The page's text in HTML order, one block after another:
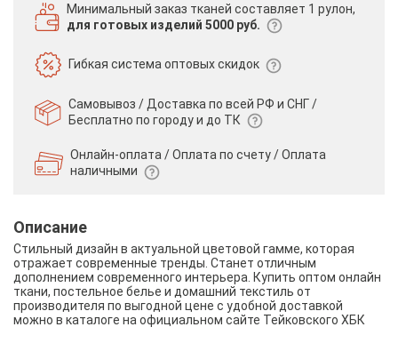
Минимальный заказ тканей составляет 1 рулон,
для готовых изделий 5000 руб.
Гибкая системаоптовых скидок
Самовывоз / Доставка по всей РФ и СНГ /
Бесплатно по городу и до ТК
Онлайн-оплата / Оплата по счету /Оплата
наличными
Описание
Стильный дизайн в актуальной цветовой гамме, которая
отражает современные тренды. Станет отличным
дополнением современного интерьера. Купить оптом онлайн
ткани, постельное белье и домашний текстиль от
производителя по выгодной цене с удобной доставкой
можно в каталоге на официальном сайте Тейковского ХБК